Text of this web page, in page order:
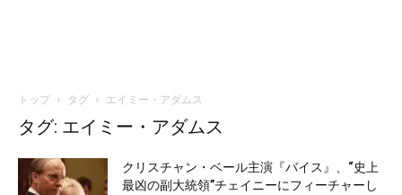
トップ タグ エイミー・アダムス
タグ: エイミー・アダムス
クリスチャン・ベール主演『バイス』、“史上
最凶の副大統領”チェイニーにフィーチャーし